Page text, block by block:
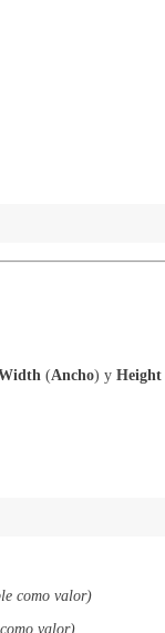
(Ancho) y Height
como valor)
valor)